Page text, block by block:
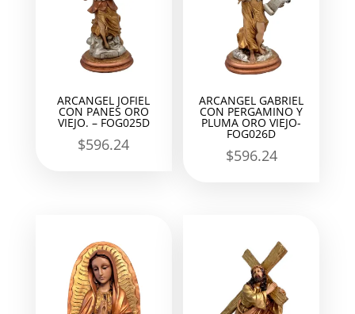
ARCANGEL JOFIEL
CON PANES ORO
VIEJO. – FOG025D
$596.24
ARCANGEL GABRIEL
CON PERGAMINO Y
PLUMA ORO VIEJO-
FOG026D
$596.24